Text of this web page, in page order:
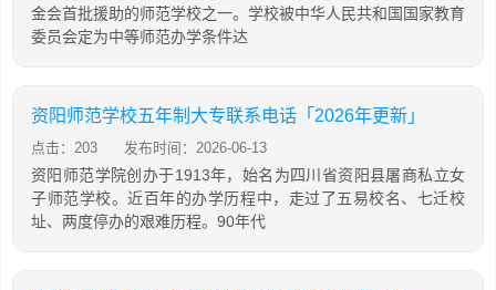
金会首批援助的师范学校之一。学校被中华人民共和国国家教育
委员会定为中等师范办学条件达
资阳师范学校五年制大专联系电话「2026年更新」
点击：203 发布时间：2026-06-13
资阳师范学院创办于1913年，始名为四川省资阳县屠商私立女
子师范学校。近百年的办学历程中，走过了五易校名、七迁校
址、两度停办的艰难历程。90年代